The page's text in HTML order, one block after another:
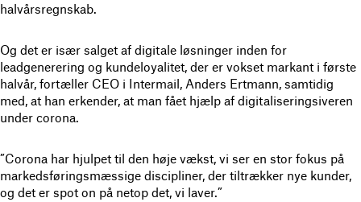
halvårsregnskab.
Og det er især salget af digitale løsninger inden for
leadgenerering og kundeloyalitet, der er vokset markant i første
halvår, fortæller CEO i Intermail, Anders Ertmann, samtidig
med, at han erkender, at man fået hjælp af digitaliseringsiveren
under corona.
”Corona har hjulpet til den høje vækst, vi ser en stor fokus på
markedsføringsmæssige discipliner, der tiltrækker nye kunder,
og det er spot on på netop det, vi laver.”